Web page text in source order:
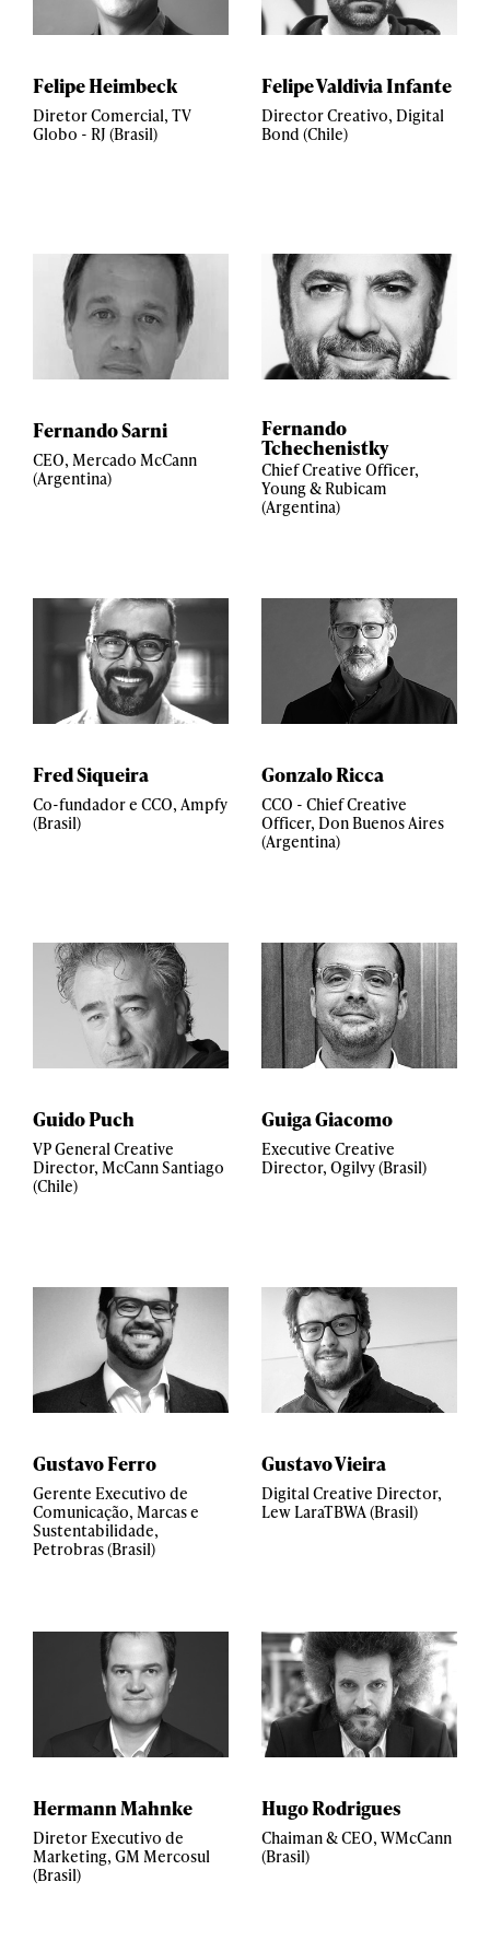
Felipe Heimbeck
Diretor Comercial, TV
Globo - RJ (Brasil)
Felipe Valdivia Infante
Director Creativo, Digital
Bond (Chile)
Fernando Sarni
CEO, Mercado McCann
(Argentina)
Fernando
Tchechenistky
Chief Creative Officer,
Young & Rubicam
(Argentina)
Fred Siqueira
Co-fundador e CCO, Ampfy
(Brasil)
Gonzalo Ricca
CCO - Chief Creative
Officer, Don Buenos Aires
(Argentina)
Guido Puch
VP General Creative
Director, McCann Santiago
(Chile)
Guiga Giacomo
Executive Creative
Director, Ogilvy (Brasil)
Gustavo Ferro
Gerente Executivo de
Comunicação, Marcas e
Sustentabilidade,
Petrobras (Brasil)
Gustavo Vieira
Digital Creative Director,
Lew LaraTBWA (Brasil)
Hermann Mahnke
Diretor Executivo de
Marketing, GM Mercosul
(Brasil)
Hugo Rodrigues
Chaiman & CEO, WMcCann
(Brasil)